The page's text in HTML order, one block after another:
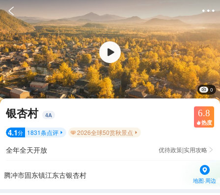
 
0
银杏村 4A 6.8
 热度
4.1分 1831条点评  2026全球50赏秋景点 
全年全天开放 优待政策|实用攻略 
腾冲市固东镇江东古银杏村
地图·周边